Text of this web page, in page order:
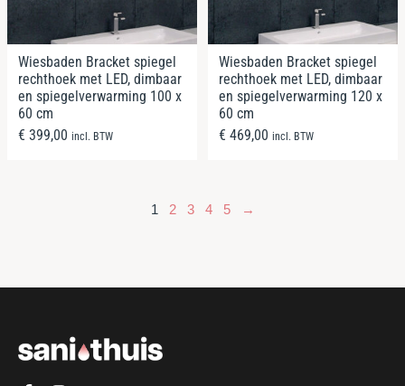
Wiesbaden Bracket spiegel
rechthoek met LED, dimbaar
en spiegelverwarming 100 x
60 cm
€ 399,00 incl. BTW
Wiesbaden Bracket spiegel
rechthoek met LED, dimbaar
en spiegelverwarming 120 x
60 cm
€ 469,00 incl. BTW
1 2 3 4 5 →